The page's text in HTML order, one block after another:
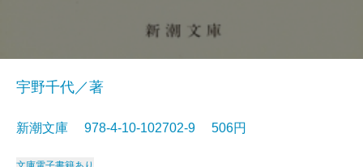
宇野千代／著
新潮文庫 978-4-10-102702-9 506円